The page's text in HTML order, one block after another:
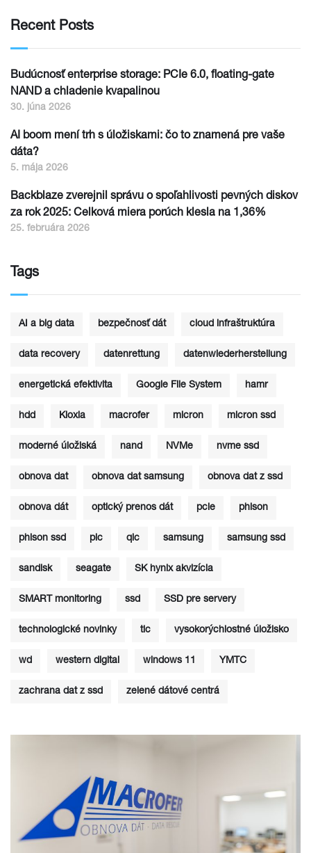
Recent Posts
Budúcnosť enterprise storage: PCIe 6.0, floating-gate
NAND a chladenie kvapalinou
30. júna 2026
AI boom mení trh s úložiskami: čo to znamená pre vaše
dáta?
5. mája 2026
Backblaze zverejnil správu o spoľahlivosti pevných diskov
za rok 2025: Celková miera porúch klesla na 1,36%
25. februára 2026
Tags
AI a big data bezpečnosť dát cloud infraštruktúra
data recovery datenrettung datenwiederherstellung
energetická efektivita Google File System hamr
hdd Kioxia macrofer micron micron ssd
moderné úložiská nand NVMe nvme ssd
obnova dat obnova dat samsung obnova dat z ssd
obnova dát optický prenos dát pcie phison
phison ssd plc qlc samsung samsung ssd
sandisk seagate SK hynix akvizícia
SMART monitoring ssd SSD pre servery
technologické novinky tlc vysokorýchlostné úložisko
wd western digital windows 11 YMTC
zachrana dat z ssd zelené dátové centrá